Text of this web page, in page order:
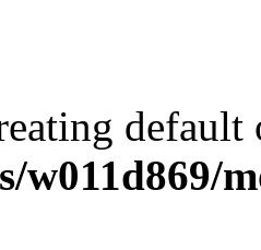
w011d869/